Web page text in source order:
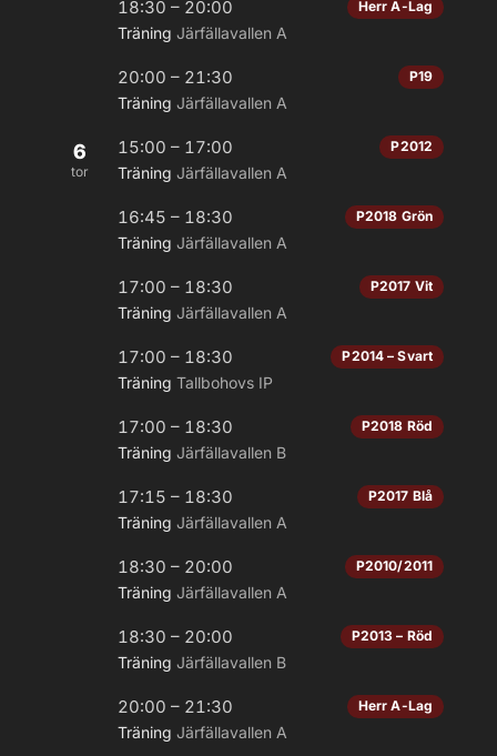
18:30 – 20:00 Herr A-Lag
Träning Järfällavallen A
20:00 – 21:30 P19
Träning Järfällavallen A
6
tor
15:00 – 17:00 P2012
Träning Järfällavallen A
16:45 – 18:30 P2018 Grön
Träning Järfällavallen A
17:00 – 18:30 P2017 Vit
Träning Järfällavallen A
17:00 – 18:30 P2014 – Svart
Träning Tallbohovs IP
17:00 – 18:30 P2018 Röd
Träning Järfällavallen B
17:15 – 18:30 P2017 Blå
Träning Järfällavallen A
18:30 – 20:00 P2010/2011
Träning Järfällavallen A
18:30 – 20:00 P2013 – Röd
Träning Järfällavallen B
20:00 – 21:30 Herr A-Lag
Träning Järfällavallen A